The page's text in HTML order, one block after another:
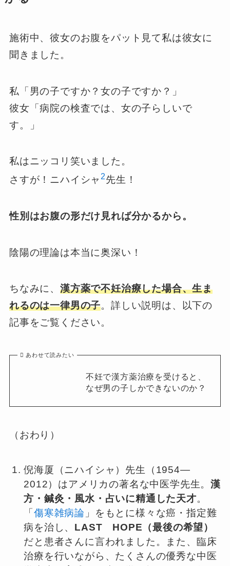
施術中、彼女のお腹をパット見て私は彼女に
聞きました。
私「男の子ですか？女の子ですか？」
彼女「病院の検査では、女の子らしいで
す。」
私はニッコリ笑いました。
さすが！ニハイシャ2先生！
性別はお腹の形だけ見れば分かるから。
陰陽の理論は本当に奥深い！
ちなみに、 漢方薬で不妊治療した場合、生ま
れるのは一律男の子。詳しい説明は、以下の
記事をご覧ください。
あわせて読みたい
不妊で漢方薬治療を受けると、
なぜ男の子しかできないのか？
（おわり）
倪海厦（ニハイシャ）先生（1954—
2012）はアメリカの著名な中医学先生。漢
方・鍼灸・風水・占いに精通した天才。
「傷寒雑病論 」をもとに様々な癌・指定難
病を治し、 LAST HOPE（最後の希望）
だと患者さんに言われました。また、臨床
治療を行いながら、たくさんの優秀な中医